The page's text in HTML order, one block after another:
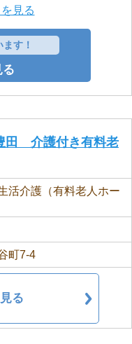
見る
す！
田 介護付き有料老
活介護（有料老人ホー
町7-4
る